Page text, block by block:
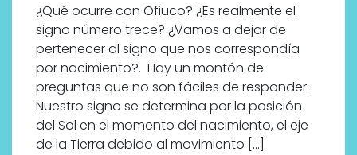
¿Qué ocurre con Ofiuco? ¿Es realmente el
signo número trece? ¿Vamos a dejar de
pertenecer al signo que nos correspondía
por nacimiento?. Hay un montón de
preguntas que no son fáciles de responder.
Nuestro signo se determina por la posición
del Sol en el momento del nacimiento, el eje
de la Tierra debido al movimiento […]